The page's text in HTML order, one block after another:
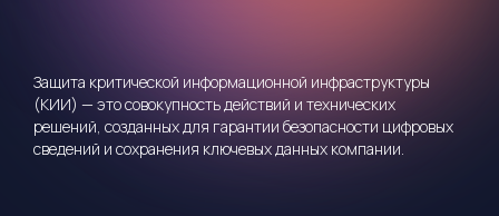
Защита критической информационной инфраструктуры
(КИИ) — это совокупность действий и технических
решений, созданных для гарантии безопасности цифровых
сведений и сохранения ключевых данных компании.